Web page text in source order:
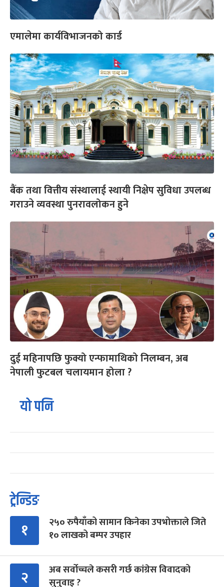
एमालेमा कार्यविभाजनको कार्ड
बैंक तथा वित्तीय संस्थालाई स्थायी निक्षेप सुविधा उपलब्ध
गराउने व्यवस्था पुनरावलोकन हुने
दुई महिनापछि फुक्यो एन्फामाथिको निलम्बन, अब
नेपाली फुटबल चलायमान होला ?
यो पनि
ट्रेन्डिङ
१
२५० रुपैयाँको सामान किनेका उपभोक्ताले जिते
१० लाखको बम्पर उपहार
२
अब सर्वोच्चले कसरी गर्छ कांग्रेस विवादको
सुनुवाइ ?